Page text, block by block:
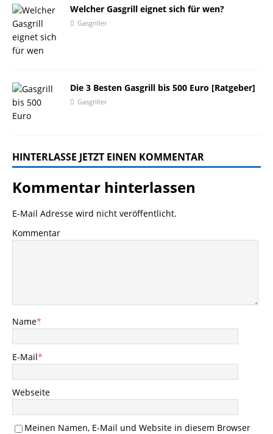
Welcher Gasgrill eignet sich für wen?
Gasgriller
Die 3 Besten Gasgrill bis 500 Euro [Ratgeber]
Gasgriller
HINTERLASSE JETZT EINEN KOMMENTAR
Kommentar hinterlassen
E-Mail Adresse wird nicht veröffentlicht.
Kommentar
Name*
E-Mail*
Webseite
Meinen Namen, E-Mail und Website in diesem Browser